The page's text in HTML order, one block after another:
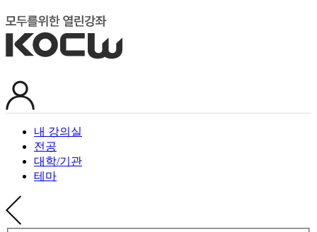
내 강의실
전공
대학/기관
테마